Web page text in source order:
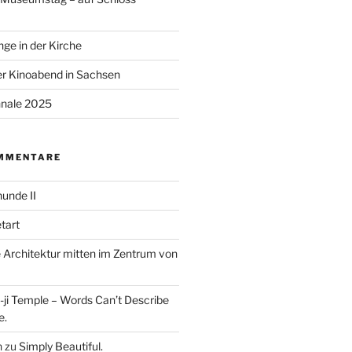
in der Kirche
Kinoabend in Sachsen
2025
II
Architektur mitten im Zentrum von
Temple – Words Can’t Describe
zu Simply Beautiful.